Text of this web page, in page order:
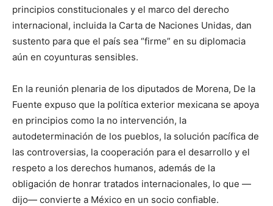
principios constitucionales y el marco del derecho
internacional, incluida la Carta de Naciones Unidas, dan
sustento para que el país sea “firme” en su diplomacia
aún en coyunturas sensibles.
En la reunión plenaria de los diputados de Morena, De la
Fuente expuso que la política exterior mexicana se apoya
en principios como la no intervención, la
autodeterminación de los pueblos, la solución pacífica de
las controversias, la cooperación para el desarrollo y el
respeto a los derechos humanos, además de la
obligación de honrar tratados internacionales, lo que —
dijo— convierte a México en un socio confiable.